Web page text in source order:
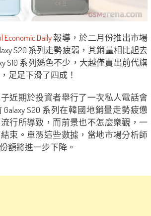
Economic Daily報導，於二月份推出市場
S20 系列走勢疲弱，其銷量相比起去
S10 系列遜色不少，大越僅賣出前代旗
足足下滑了四成！
近期於投資者舉行了一次私人電話會
S20 系列在韓國地銷量走勢疲憊
行所導致，而前景也不怎麼樂觀，一
束。單憑這些數據，當地市場分析師
額將進一步下降。